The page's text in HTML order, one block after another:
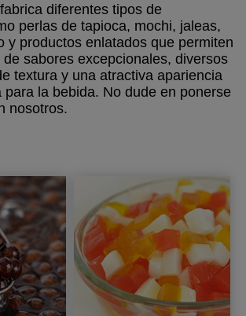
diferentes tipos de
perlas de tapioca, mochi, jaleas,
y productos enlatados que permiten
sabores excepcionales, diversos
textura y una atractiva apariencia
para la bebida. No dude en ponerse
nosotros.